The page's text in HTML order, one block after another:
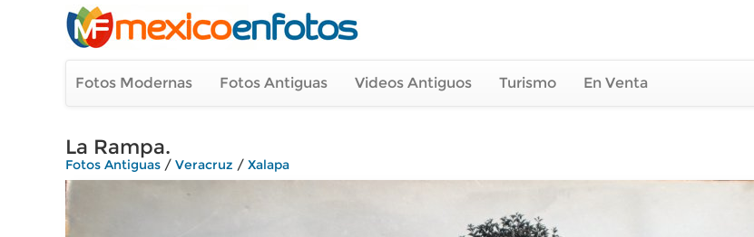
Fotos Modernas Fotos Antiguas Videos Antiguos Turismo En Venta
La Rampa.
Fotos Antiguas / Veracruz / Xalapa